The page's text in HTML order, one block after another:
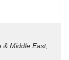
& Middle East,